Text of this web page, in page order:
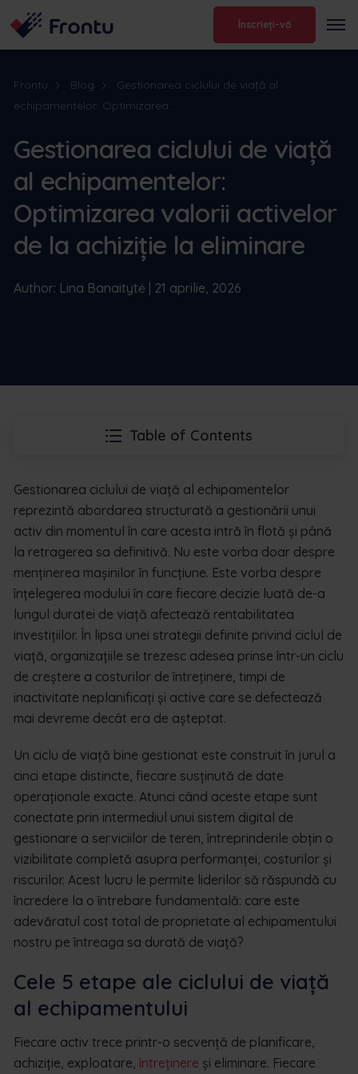
Înscrieți-vă
Frontu Blog
Gestionarea ciclului de viață al
echipamentelor: Optimizarea...
Gestionarea ciclului de viață
al echipamentelor:
Optimizarea valorii activelor
de la achiziție la eliminare
Author: Lina Banaitytė | 21 aprilie, 2026
Table of Contents
Gestionarea ciclului de viață al echipamentelor
reprezintă abordarea structurată a gestionării unui
activ din momentul în care acesta intră în flotă și până
la retragerea sa definitivă. Nu este vorba doar despre
menținerea mașinilor în funcțiune. Este vorba despre
înțelegerea modului în care fiecare decizie luată de-a
lungul duratei de viață afectează rentabilitatea
investițiilor. În lipsa unei strategii definite privind ciclul de
viață, organizațiile se trezesc adesea prinse într-un ciclu
de creștere a costurilor de întreținere, timpi de
inactivitate neplanificați și active care se defectează
mai devreme decât era de așteptat.
Un ciclu de viață bine gestionat este construit în jurul a
cinci etape distincte, fiecare susținută de date
operaționale exacte. Atunci când aceste etape sunt
conectate prin intermediul unui sistem digital de
gestionare a serviciilor de teren, întreprinderile obțin o
vizibilitate completă asupra performanței, costurilor și
riscurilor. Acest lucru le permite liderilor să răspundă cu
încredere la o întrebare fundamentală: care este
adevăratul cost total de proprietate al echipamentului
nostru pe întreaga sa durată de viață?
Cele 5 etape ale ciclului de viață
al echipamentului
Fiecare activ trece printr-o secvență de planificare,
achiziție, exploatare, întreținere și eliminare. Fiecare